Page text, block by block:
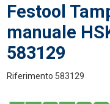
Festool
manuale
583129
Riferimento 583129